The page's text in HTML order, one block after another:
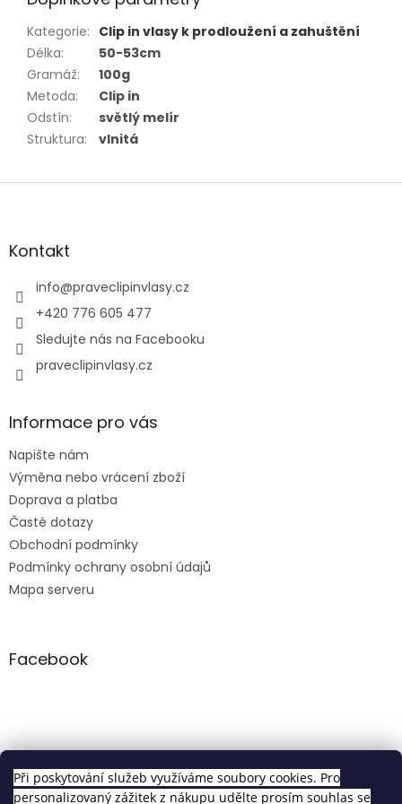
Při poskytování služeb využíváme soubory cookies. Pro
personalizovaný zážitek z nákupu udělte prosím souhlas se
Kategorie: Clip in vlasy k prodloužení a zahuštění
Délka:
50-53cm
Gramáž:
100g
Metoda:
Clip in
Odstín:
světlý melír
Struktura: vlnitá
Z
aKontakt
info@praveclipinvlasy.cz
+420 776 605 477
Sledujte nás na Facebooku
praveclipinvlasy.cz
Informace pro vás
Napište nám
Výměna nebo vrácení zboží
Doprava a platba
Časté dotazy
Obchodní podmínky
Podmínky ochrany osobní údajů
Mapa serveru
Facebook
Clip in sety